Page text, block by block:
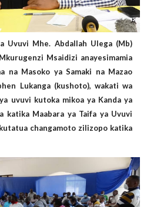
Uvuvi Mhe. Abdallah Ulega (Mb)
Msaidizi anayesimamia
na Masoko ya Samaki na Mazao
Lukanga (kushoto), wakati wa
uvuvi kutoka mikoa ya Kanda ya
katika Maabara ya Taifa ya Uvuvi
changamoto zilizopo katika